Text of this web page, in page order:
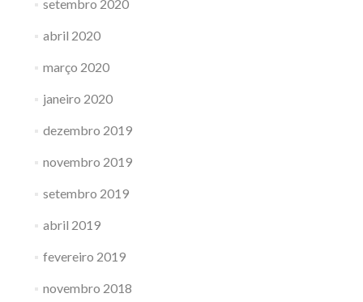
setembro 2020
abril 2020
março 2020
janeiro 2020
dezembro 2019
novembro 2019
setembro 2019
abril 2019
fevereiro 2019
novembro 2018